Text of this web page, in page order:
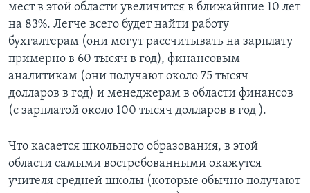
мест в этой области увеличится в ближайшие 10 лет
на 83%. Легче всего будет найти работу
бухгалтерам (они могут рассчитывать на зарплату
примерно в 60 тысяч в год), финансовым
аналитикам (они получают около 75 тысяч
долларов в год) и менеджерам в области финансов
(c зарплатой около 100 тысяч долларов в год ).
Что касается школьного образования, в этой
области самыми востребованными окажутся
учителя средней школы (которые обычно получают